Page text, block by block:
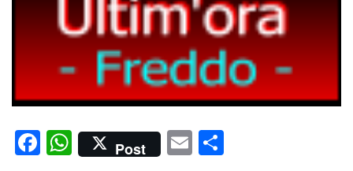
Facebook
WhatsApp
Post Email